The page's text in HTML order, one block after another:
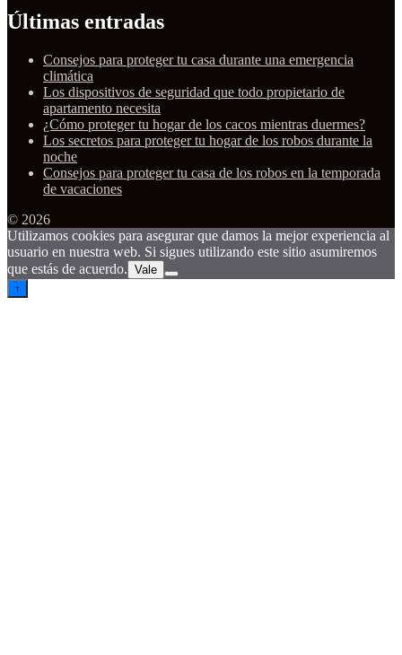
Últimas entradas
Consejos para proteger tu casa durante una emergencia
climática
Los dispositivos de seguridad que todo propietario de
apartamento necesita
¿Cómo proteger tu hogar de los cacos mientras duermes?
Los secretos para proteger tu hogar de los robos durante la
noche
Consejos para proteger tu casa de los robos en la temporada
de vacaciones
© 2026
Utilizamos cookies para asegurar que damos la mejor experiencia al
usuario en nuestra web. Si sigues utilizando este sitio asumiremos
que estás de acuerdo. Vale
↑